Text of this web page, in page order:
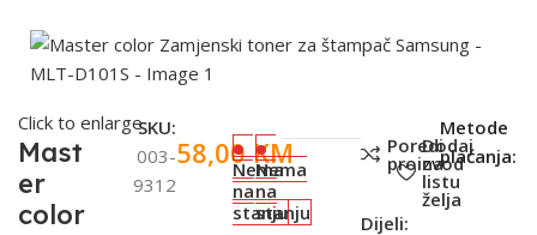
Click to enlarge
Mast
er
color
SKU:
003-
9312
58,00KM
Nema
na
stanju
Nema
na
stanju
Poredi
proizvod
Dodaj
na
listu
želja
Dijeli:
Metode
plaćanja: